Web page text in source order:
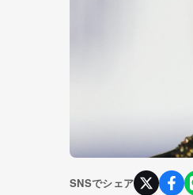
SNSでシェア